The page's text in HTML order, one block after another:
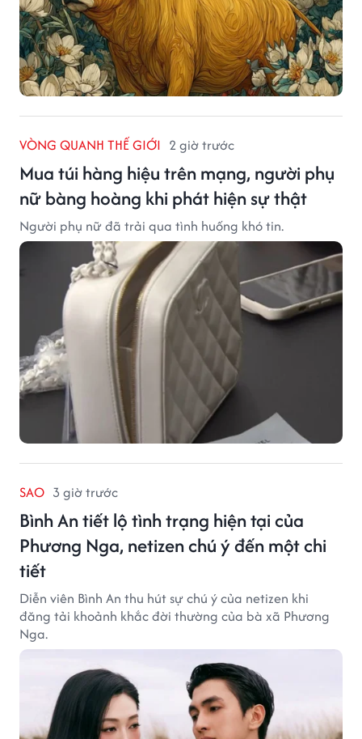
VÒNG QUANH THẾ GIỚI 2 giờ trước
Mua túi hàng hiệu trên mạng, người phụ
nữ bàng hoàng khi phát hiện sự thật
Người phụ nữ đã trải qua tình huống khó tin.
SAO 3 giờ trước
Bình An tiết lộ tình trạng hiện tại của
Phương Nga, netizen chú ý đến một chi
tiết
Diễn viên Bình An thu hút sự chú ý của netizen khi
đăng tải khoảnh khắc đời thường của bà xã Phương
Nga.